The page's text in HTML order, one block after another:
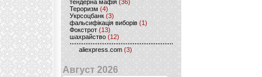
тендерна мафія (36)
Тероризм (4)
Укрсоцбанк (3)
фальсифікація виборів (1)
Фокстрот(13)
шахрайство (12)
aliexpress.com (3)
Август 2026